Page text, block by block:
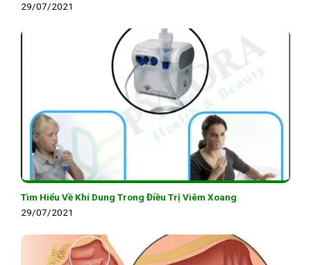
29/07/2021
Tìm Hiểu Về Khí Dung Trong Điều Trị Viêm Xoang
29/07/2021